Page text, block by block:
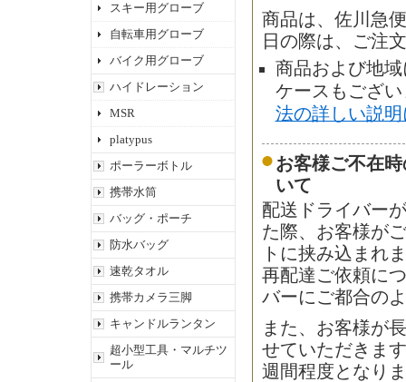
スキー用グローブ
自転車用グローブ
バイク用グローブ
ハイドレーション
MSR
platypus
ポーラーボトル
携帯水筒
バッグ・ポーチ
防水バッグ
速乾タオル
携帯カメラ三脚
キャンドルランタン
超小型工具・マルチツ
ール
商品は、佐川急
日の際は、ご注
商品および地
ケースもござ
法の詳しい説
お客様ご不在
いて
配送ドライバー
た際、お客様が
トに挟み込まれ
再配達ご依頼に
バーにご都合の
また、お客様が
せていただきま
週間程度となり